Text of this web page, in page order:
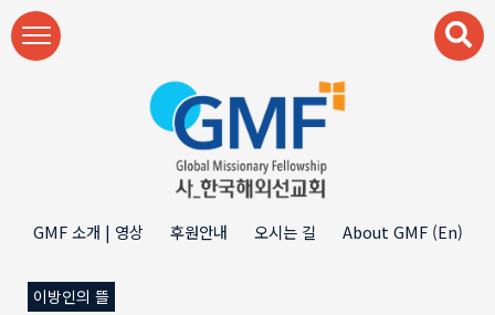
본문 바로가기
GMF 소개 | 영상 후원안내 오시는 길 About GMF (En)
이방인의 뜰